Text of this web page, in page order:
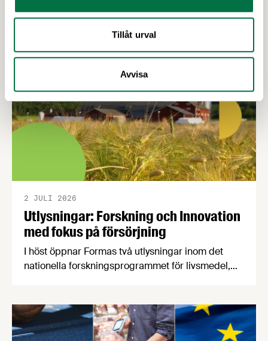
Tillåt urval
Avvisa
innehåll och de förändringar de innebär har
Livsmedelsföretagens förhandlingschef skrivit
sammanfattande cirkulär.
Senaste nytt
Utlysningar: Forskning och Innovation
med fokus på försörjning
2 JULI 2026
I höst öppnar Formas två utlysningar inom det
nationella forskningsprogrammet för livsmedel,
en motståndskraftig livsmedelsförsörjning", och
båda syftar till att bana väg för innovationer som
stärker Sveriges livsmedelsförsörjning.